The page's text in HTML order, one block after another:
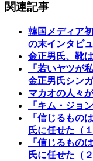
関連記事
韓国メディア
の末インタビュ
金正男氏、靴
「若いヤツが
金正男氏シン
マカオの人々
「キム・ジョ
「信じるもの
氏に任せた（１
「信じるもの
氏に任せた（２